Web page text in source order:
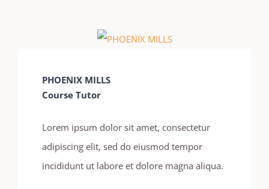
PHOENIX MILLS
Course Tutor
Lorem ipsum dolor sit amet, consectetur
adipiscing elit, sed do eiusmod tempor
incididunt ut labore et dolore magna aliqua.